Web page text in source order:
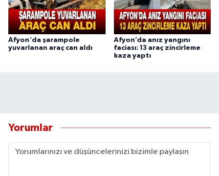
Afyon'da şarampole
yuvarlanan araç can aldı
Afyon’da anız yangını
faciası: 13 araç zincirleme
kaza yaptı
Yorumlar